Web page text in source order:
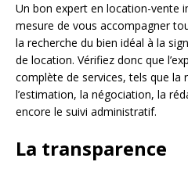
Un bon expert en location-vente
mesure de vous accompagner
la recherche du bien idéal à la
de location. Vérifiez donc que
complète de services, tels que la
l’estimation, la négociation, la
encore le suivi administratif.
La transparence